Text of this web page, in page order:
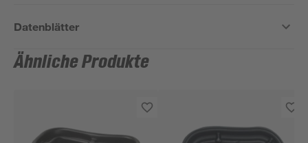
Datenblätter
Ähnliche Produkte